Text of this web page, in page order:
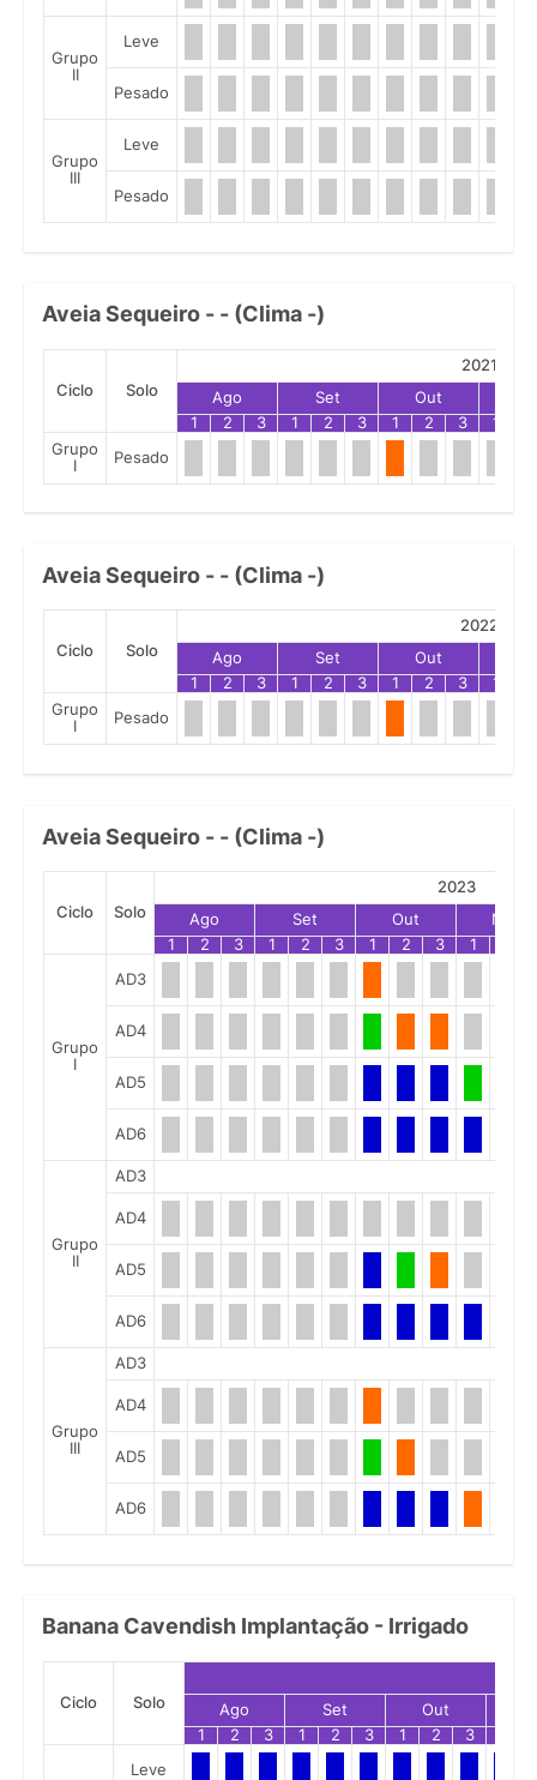
Grupo
II
Leve
Pesado
Grupo
III
Leve
Pesado
Aveia Sequeiro - - (Clima -)
Ciclo Solo
2021
Ago
Set Out
1
2 3 1 2 3 1 2 3 1
Grupo
I
Pesado
Aveia Sequeiro - - (Clima -)
Ciclo Solo
2022
Ago
Set Out
1
2 3 1 2 3 1 2 3 1
Grupo
I
Pesado
Aveia Sequeiro - - (Clima -)
Ciclo Solo
2023
Ago
Set Out
Nov
1
2 3 1 2 3 1 2 3 1
Grupo
I
AD3
AD4
AD5
AD6
Grupo
II
AD3
AD4
AD5
AD6
Grupo
III
AD3
AD4
AD5
AD6
Banana Cavendish Implantação - Irrigado
Ciclo Solo Ago Set Out
1
2 3 1 2 3 1 2 3
Leve